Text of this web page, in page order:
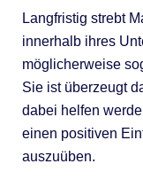
Langfristig strebt
innerhalb ihres
möglicherweise
Sie ist überzeugt
dabei helfen
einen positiven
auszuüben.